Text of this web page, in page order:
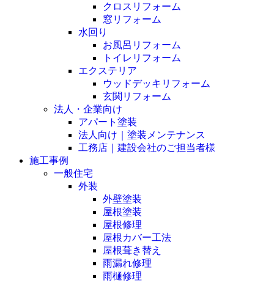
クロスリフォーム
窓リフォーム
水回り
お風呂リフォーム
トイレリフォーム
エクステリア
ウッドデッキリフォーム
玄関リフォーム
法人・企業向け
アパート塗装
法人向け｜塗装メンテナンス
工務店｜建設会社のご担当者様
施工事例
一般住宅
外装
外壁塗装
屋根塗装
屋根修理
屋根カバー工法
屋根葺き替え
雨漏れ修理
雨樋修理